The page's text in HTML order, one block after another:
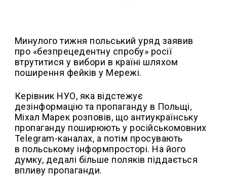
Минулого тижня польський уряд заявив
про «безпрецедентну спробу» росії
втрутитися у вибори в країні шляхом
поширення фейків у Мережі.
Керівник НУО, яка відстежує
дезінформацію та пропаганду в Польщі,
Міхал Марек розповів, що антиукраїнську
пропаганду поширюють у російськомовних
Telegram-каналах, а потім просувають
в польському інформпросторі. На його
думку, дедалі більше поляків піддається
впливу пропаганди.